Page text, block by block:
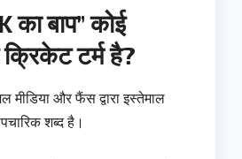
का बाप” कोई
टर्म है?
और फैंस द्वारा इस्तेमाल
शब्द है।